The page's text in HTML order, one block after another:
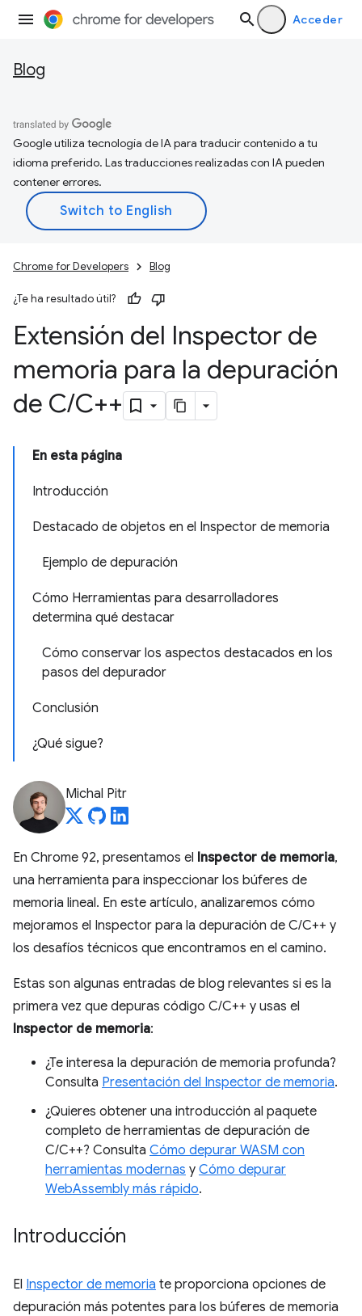
Acceder
Blog
Google utiliza tecnología de IA para traducir contenido a tu
idioma preferido. Las traducciones realizadas con IA pueden
contener errores.
Chrome for Developers Blog
¿Te ha resultado útil?
Extensión del Inspector de
memoria para la depuración
de C/C++
En esta página
Introducción
Destacado de objetos en el Inspector de memoria
Ejemplo de depuración
Cómo Herramientas para desarrolladores
determina qué destacar
Cómo conservar los aspectos destacados en los
pasos del depurador
Conclusión
¿Qué sigue?
Michal Pitr
En Chrome 92, presentamos el Inspector de memoria,
una herramienta para inspeccionar los búferes de
memoria lineal. En este artículo, analizaremos cómo
mejoramos el Inspector para la depuración de C/C++ y
los desafíos técnicos que encontramos en el camino.
Estas son algunas entradas de blog relevantes si es la
primera vez que depuras código C/C++ y usas el
Inspector de memoria:
¿Te interesa la depuración de memoria profunda?
Consulta Presentación del Inspector de memoria.
¿Quieres obtener una introducción al paquete
completo de herramientas de depuración de
C/C++? Consulta Cómo depurar WASM con
herramientas modernas y Cómo depurar
WebAssembly más rápido.
Introducción
El Inspector de memoria te proporciona opciones de
depuración más potentes para los búferes de memoria